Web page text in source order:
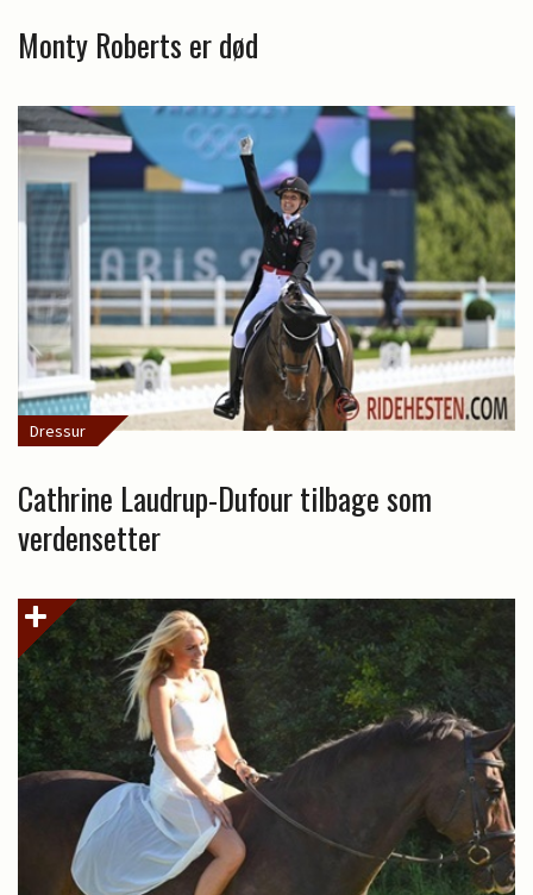
Monty Roberts er død
Dressur
Cathrine Laudrup-Dufour tilbage som
verdensetter